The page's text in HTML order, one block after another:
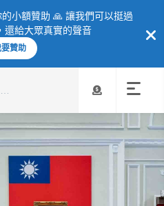
小額贊助 🙏 讓我們可以挺過
還給大眾真實的聲音
贊助